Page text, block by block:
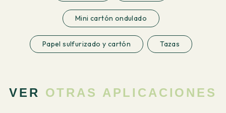
Mini cartón ondulado
Papel sulfurizado y cartón Tazas
VER OTRAS APLICACIONES